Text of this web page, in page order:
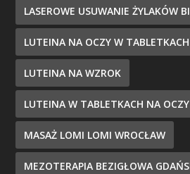
LASEROWE USUWANIE ŻYLAKÓW
LUTEINA NA OCZY W TABLETKACH
LUTEINA NA WZROK
LUTEINA W TABLETKACH NA OCZY
MASAŻ LOMI LOMI WROCŁAW
MEZOTERAPIA BEZIGŁOWA